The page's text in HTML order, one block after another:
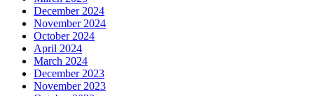
December 2024
November 2024
October 2024
April 2024
March 2024
December 2023
November 2023